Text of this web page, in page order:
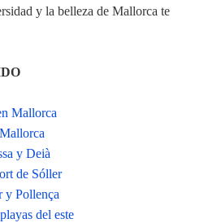
y la belleza de Mallorca te
Mallorca
y Deià
de Sóller
y Pollença
del este